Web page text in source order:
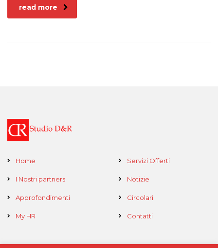
read more
Home Servizi Offerti
I Nostri partners Notizie
Approfondimenti Circolari
My HR Contatti